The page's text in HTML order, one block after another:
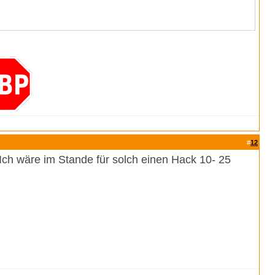
#12
wäre im Stande für solch einen Hack 10- 25